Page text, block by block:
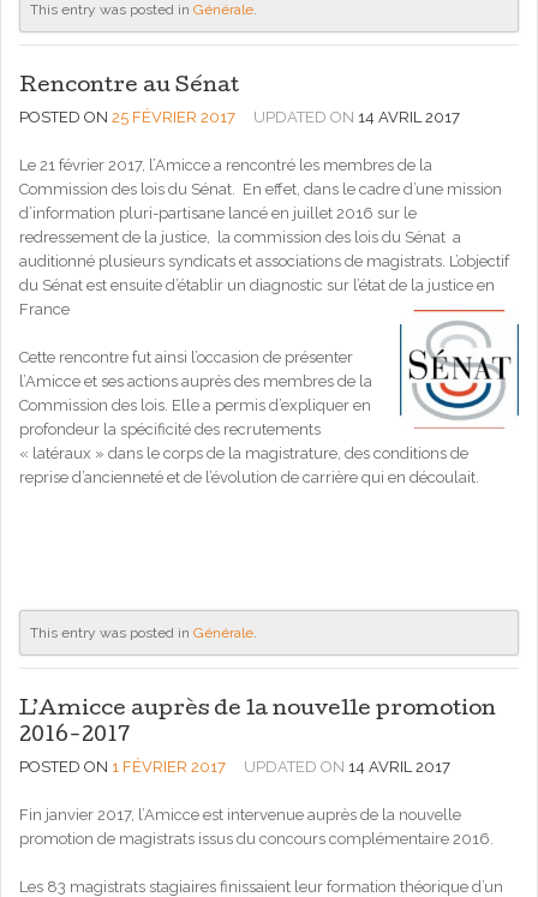
This entry was posted in Générale.
Rencontre au Sénat
POSTED ON 25 FÉVRIER 2017 UPDATED ON 14 AVRIL 2017
Le 21 février 2017, l’Amicce a rencontré les membres de la
Commission des lois du Sénat. En effet, dans le cadre d’une mission
d’information pluri-partisane lancé en juillet 2016 sur le
redressement de la justice, la commission des lois du Sénat a
auditionné plusieurs syndicats et associations de magistrats. L’objectif
du Sénat est ensuite d’établir un diagnostic sur l’état de la justice en
France
Cette rencontre fut ainsi l’occasion de présenter
l’Amicce et ses actions auprès des membres de la
Commission des lois. Elle a permis d’expliquer en
profondeur la spécificité des recrutements
« latéraux » dans le corps de la magistrature, des conditions de
reprise d’ancienneté et de l’évolution de carrière qui en découlait.
This entry was posted in Générale.
L’Amicce auprès de la nouvelle promotion
2016-2017
POSTED ON 1 FÉVRIER 2017 UPDATED ON 14 AVRIL 2017
Fin janvier 2017, l’Amicce est intervenue auprès de la nouvelle
promotion de magistrats issus du concours complémentaire 2016.
Les 83 magistrats stagiaires finissaient leur formation théorique d’un